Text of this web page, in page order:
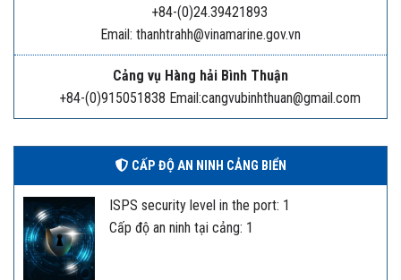
+84-(0)24.39421893
Email: thanhtrahh@vinamarine.gov.vn
Cảng vụ Hàng hải Bình Thuận
+84-(0)915051838 Email:cangvubinhthuan@gmail.com
CẤP ĐỘ AN NINH CẢNG BIỂN
ISPS security level in the port: 1
Cấp độ an ninh tại cảng: 1